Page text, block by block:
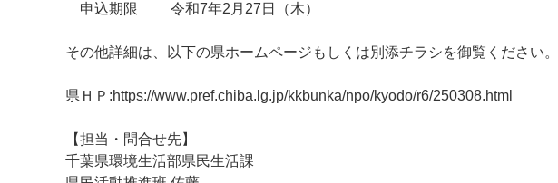
申込期限 令和7年2月27日（木）
その他詳細は、以下の県ホームページもしくは別添チラシを御覧ください。
県ＨＰ:https://www.pref.chiba.lg.jp/kkbunka/npo/kyodo/r6/250308.html
【担当・問合せ先】
千葉県環境生活部県民生活課